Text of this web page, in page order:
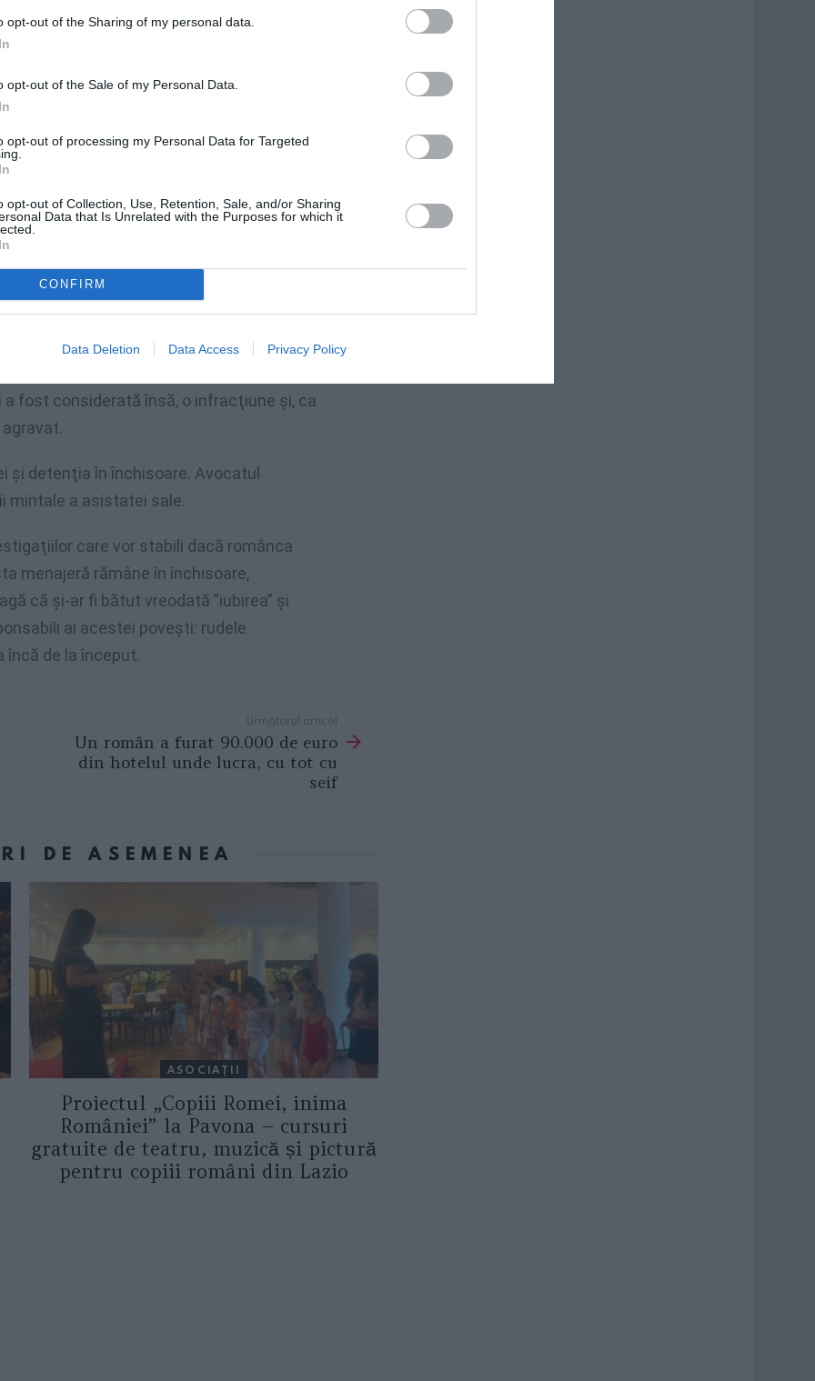
opt-out of the Sharing of my personal data.
opt-out of the Sale of my Personal Data.
opt-out of processing my Personal Data for Targeted
opt-out of Collection, Use, Retention, Sale, and/or Sharing
Data that Is Unrelated with the Purposes for which it
CONFIRM
Data Deletion Data Access Privacy Policy
iar stările ei depresive s-au
depus la dosar şi un certificat medical
se plânge că românca l-ar fi lovit
care au încercat să reconstituie
apar adevărate.
şi să nu mai pună piciorul în
are o altă casă). Insă ea, nici gând să-
şi m-a şi lăsat însărcinată», a spus
fost considerată însă, o infracţiune şi, ca
şi detenţia în închisoare. Avocatul
mintale a asistatei sale.
care vor stabili dacă românca
menajeră rămâne în închisoare,
că şi-ar fi bătut vreodată ”iubirea” şi
ai acestei poveşti: rudele
încă de la început.
Următorul articol
Un român a furat 90.000 de euro
din hotelul unde lucra, cu tot cu
seif
DE ASEMENEA
ASOCIAŢII
Proiectul „Copiii Romei, inima
României” la Pavona – cursuri
gratuite de teatru, muzică și pictură
pentru copiii români din Lazio